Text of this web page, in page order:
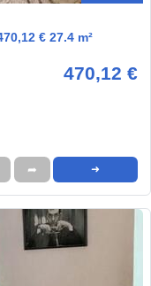
€ 27.4 m²
470,12 €
➦ ➜